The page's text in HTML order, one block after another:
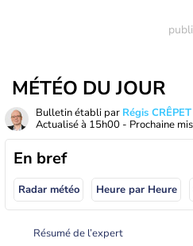
MÉTÉO DU JOUR
Bulletin établi par Régis CRÊPET
Actualisé à 15h00 - Prochaine
En bref
Radar météo Heure par Heure
Résumé de l’expert